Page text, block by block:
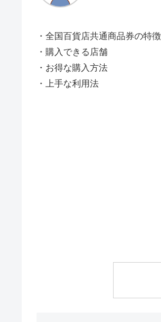
・全国百貨店共通商品券の特徴
・購入できる店舗
・お得な購入方法
・上手な利用法